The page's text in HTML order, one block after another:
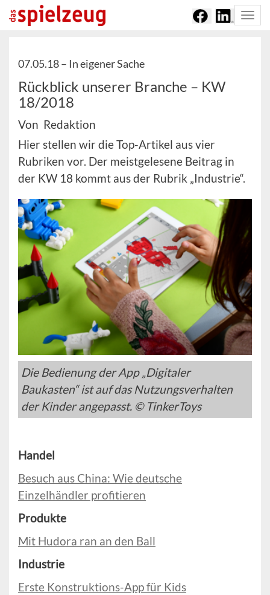
07.05.18 – In eigener Sache
Rückblick unserer Branche – KW
18/2018
Von Redaktion
Hier stellen wir die Top-Artikel aus vier
Rubriken vor. Der meistgelesene Beitrag in
der KW 18 kommt aus der Rubrik „Industrie“.
Die Bedienung der App „Digitaler
Baukasten“ ist auf das Nutzungsverhalten
der Kinder angepasst. © TinkerToys
Handel
Besuch aus China: Wie deutsche
Einzelhändler profitieren
Produkte
Mit Hudora ran an den Ball
Industrie
Erste Konstruktions-App für Kids